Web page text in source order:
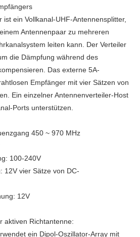
ist ein Vollkanal-UHF-Antennensplitter,
Antennenpaar zu mehreren
leiten kann. Der Verteiler
die Dämpfung während des
Das externe 5A-
Empfänger mit vier Sätzen von
Ein einzelner Antennenverteiler-Host
Ports unterstützen.
450 ~ 970 MHz
100-240V
12V vier Sätze von DC-
12V
aktiven Richtantenne:
ein Dipol-Oszillator-Array mit